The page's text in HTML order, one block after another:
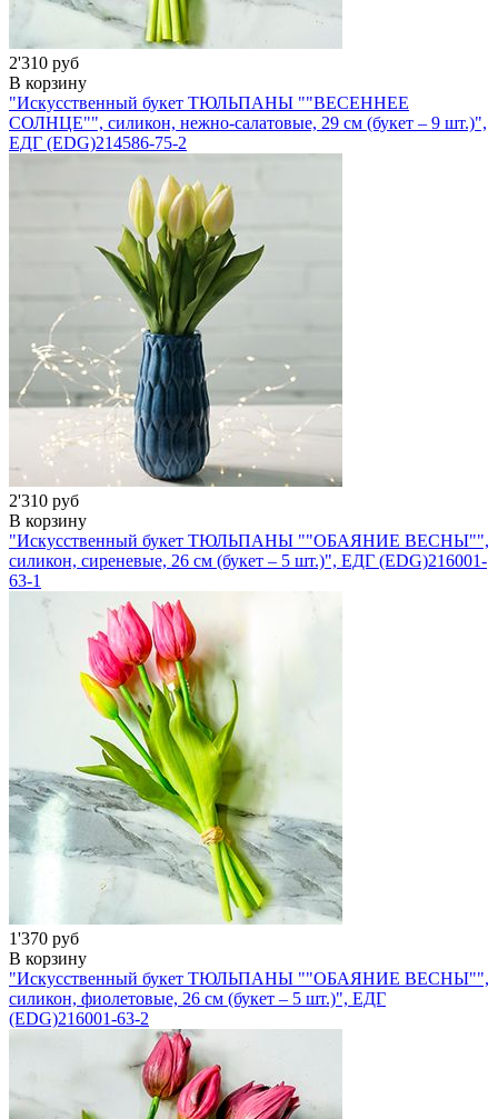
2'310 руб
В корзину
"Искусственный букет ТЮЛЬПАНЫ ""ВЕСЕННЕЕ
СОЛНЦЕ"", силикон, нежно-салатовые, 29 см (букет – 9 шт.)",
ЕДГ (EDG)214586-75-2
2'310 руб
В корзину
"Искусственный букет ТЮЛЬПАНЫ ""ОБАЯНИЕ ВЕСНЫ"",
силикон, сиреневые, 26 см (букет – 5 шт.)", ЕДГ (EDG)216001-
63-1
1'370 руб
В корзину
"Искусственный букет ТЮЛЬПАНЫ ""ОБАЯНИЕ ВЕСНЫ"",
силикон, фиолетовые, 26 см (букет – 5 шт.)", ЕДГ
(EDG)216001-63-2